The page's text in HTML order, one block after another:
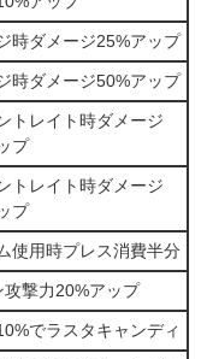
時ダメージ25%アップ
時ダメージ50%アップ
トレイト時ダメージ
プ
トレイト時ダメージ
プ
使用時プレス消費半分
攻撃力20%アップ
でラスタキャンディ